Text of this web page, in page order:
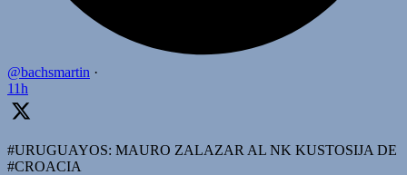
@bachsmartin ·
11h
#URUGUAYOS: MAURO ZALAZAR AL NK KUSTOSIJA DE
#CROACIA